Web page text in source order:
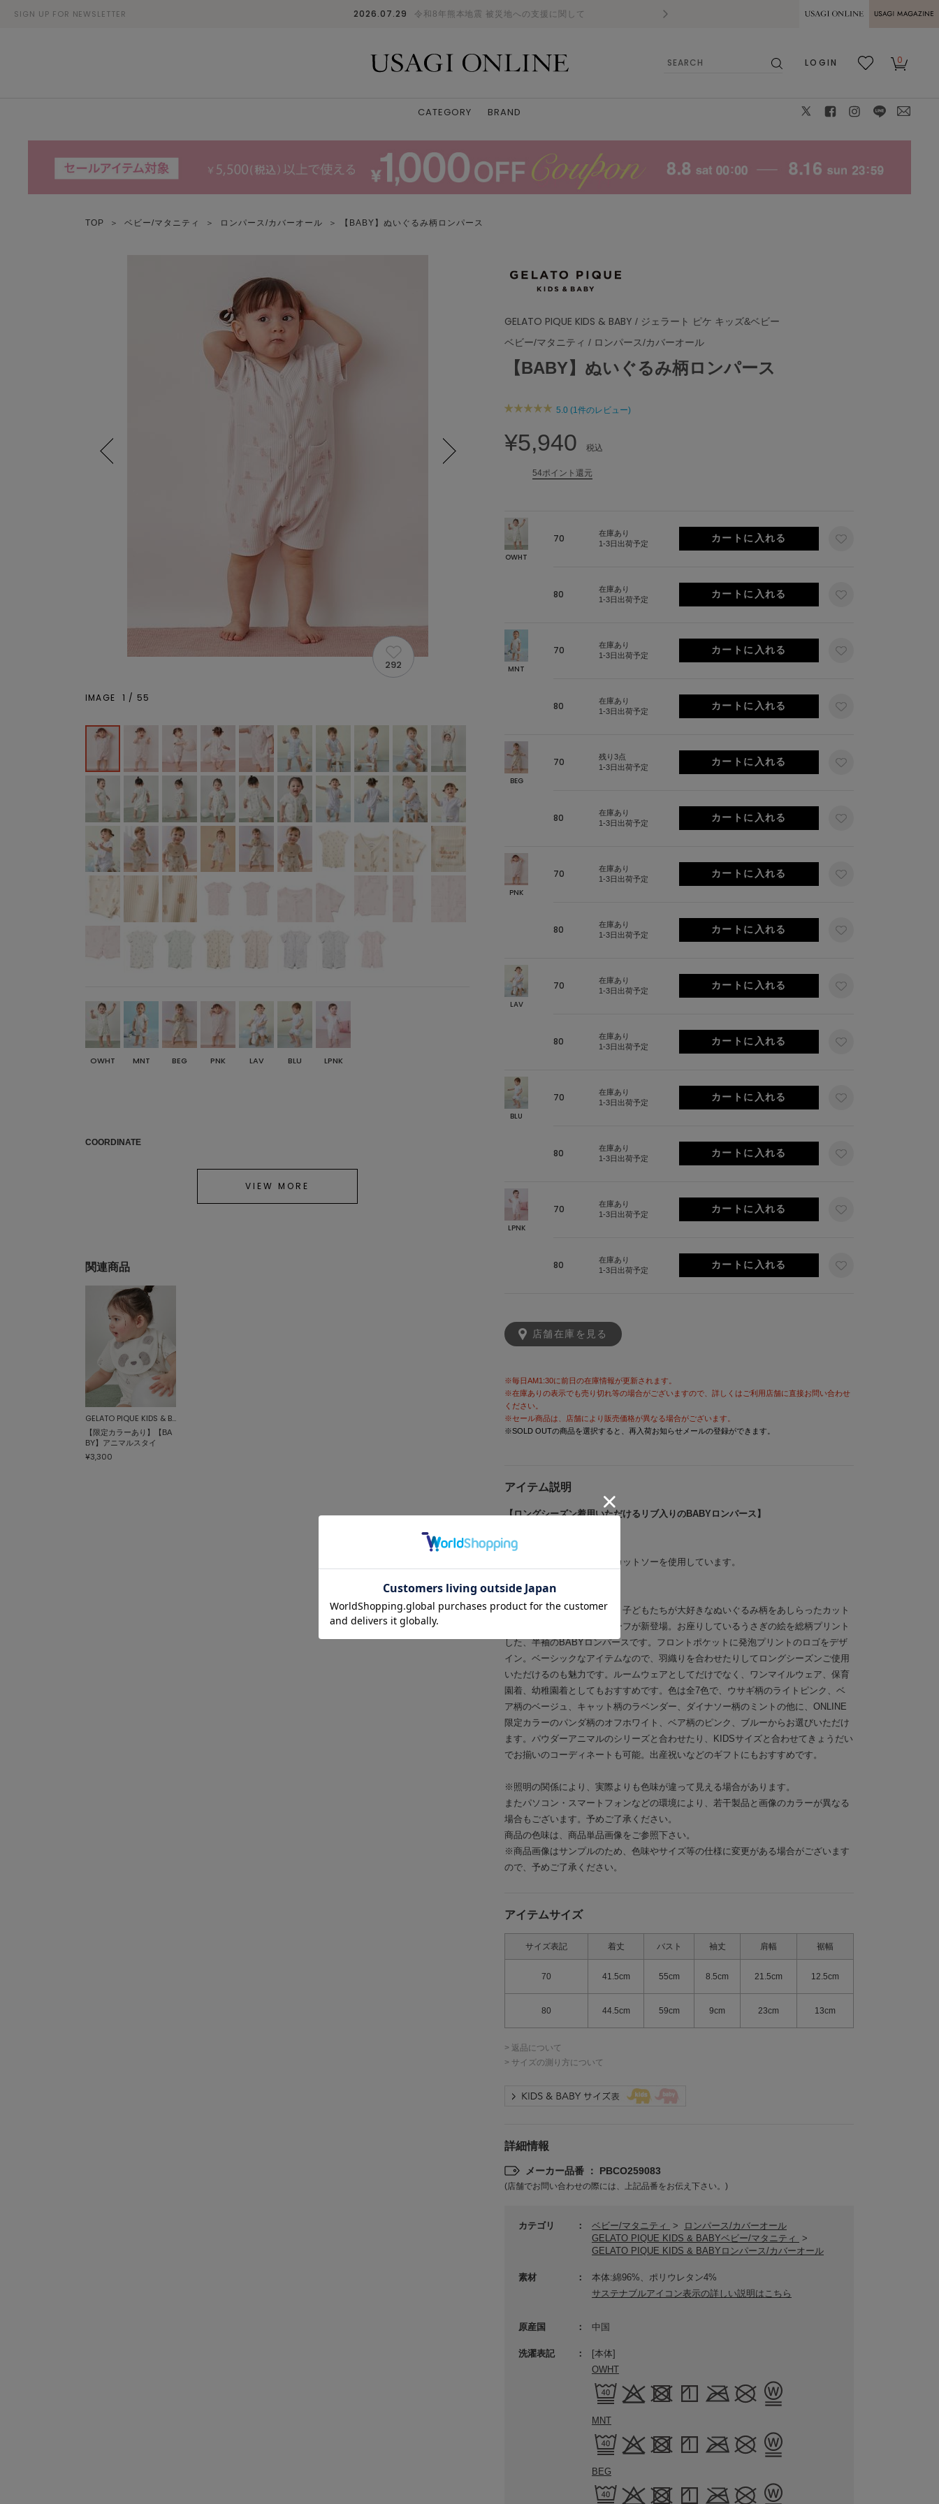
SIGN UP FOR NEWSLETTER 2026.07.29 令和8年熊本地震 被災地への支援に関して 熊本県熊本地方を震源とする地震の影響に
MAGAZINE
LOGIN
0
CATEGORY BRAND
TOP ＞ ベビー/マタニティ ＞ ロンパース/カバーオール ＞ 【BABY】ぬいぐるみ柄ロンパース
GELATO PIQUE KIDS & BABY / ジェラート ピケ キッズ&ベビー
ベビー/マタニティ / ロンパース/カバーオール
【BABY】ぬいぐるみ柄ロンパース
5.0 (1件のレビュー)
¥5,940 税込
54ポイント還元
OWHT
70
在庫あり
1-3日出荷予定
80
在庫あり
1-3日出荷予定
MNT
70
在庫あり
1-3日出荷予定
80
在庫あり
1-3日出荷予定
BEG
70
残り3点
1-3日出荷予定
80
在庫あり
1-3日出荷予定
PNK
70
在庫あり
1-3日出荷予定
80
在庫あり
1-3日出荷予定
LAV
70
在庫あり
1-3日出荷予定
80
在庫あり
1-3日出荷予定
BLU
70
在庫あり
1-3日出荷予定
80
在庫あり
1-3日出荷予定
LPNK
70
在庫あり
1-3日出荷予定
80
在庫あり
1-3日出荷予定
店舗在庫を見る
※毎日AM1:30に前日の在庫情報が更新されます。
※在庫ありの表示でも売り切れ等の場合がございますので、詳しくはご利用店舗に直接お問い合わせ
ください。
※セール商品は、店舗により販売価格が異なる場合がございます。
※SOLD OUTの商品を選択すると、再入荷お知らせメールの登録ができます。
アイテム説明
【ロングシーズン着用いただけるリブ入りのBABYロンパース】
【Fabric】
優しい肌触りのコットンのカットソーを使用しています。
【Design/Styling】
淡く優しいカラーリングに、子どもたちが大好きなぬいぐるみ柄をあしらったカット
ソーシリーズにうさぎモチーフが新登場。お座りしているうさぎの絵を総柄プリント
した、半袖のBABYロンパースです。フロントポケットに発泡プリントのロゴをデザ
イン。ベーシックなアイテムなので、羽織りを合わせたりしてロングシーズンご使用
いただけるのも魅力です。ルームウェアとしてだけでなく、ワンマイルウェア、保育
園着、幼稚園着としてもおすすめです。色は全7色で、ウサギ柄のライトピンク、ベ
ア柄のベージュ、キャット柄のラベンダー、ダイナソー柄のミントの他に、ONLINE
限定カラーのパンダ柄のオフホワイト、ベア柄のピンク、ブルーからお選びいただけ
ます。パウダーアニマルのシリーズと合わせたり、KIDSサイズと合わせてきょうだい
でお揃いのコーディネートも可能。出産祝いなどのギフトにもおすすめです。
※照明の関係により、実際よりも色味が違って見える場合があります。
またパソコン・スマートフォンなどの環境により、若干製品と画像のカラーが異なる
場合もございます。予めご了承ください。
商品の色味は、商品単品画像をご参照下さい。
※商品画像はサンプルのため、色味やサイズ等の仕様に変更がある場合がございます
ので、予めご了承ください。
アイテムサイズ
サイズ表記 着丈 バスト 袖丈 肩幅 裾幅
70 41.5cm 55cm 8.5cm 21.5cm 12.5cm
80 44.5cm 59cm 9cm 23cm 13cm
> 返品について
> サイズの測り方について
詳細情報
メーカー品番 ： PBCO259083
(店舗でお問い合わせの際には、上記品番をお伝え下さい。)
カテゴリ ベビー/マタニティ >
ロンパース/カバーオール
GELATO PIQUE KIDS & BABYベビー/マタニティ
>
GELATO PIQUE KIDS & BABYロンパース/カバーオール
素材
本体:綿96%、ポリウレタン4%
サステナブルアイコン表示の詳しい説明はこちら
原産国 中国
洗濯表記
[本体]
OWHT
MNT
BEG
292
IMAGE 1 / 55
OWHT MNT BEG PNK LAV BLU LPNK
COORDINATE
VIEW MORE
関連商品
GELATO PIQUE KIDS & BABY
【限定カラーあり】【BA
BY】アニマルスタイ
¥3,300